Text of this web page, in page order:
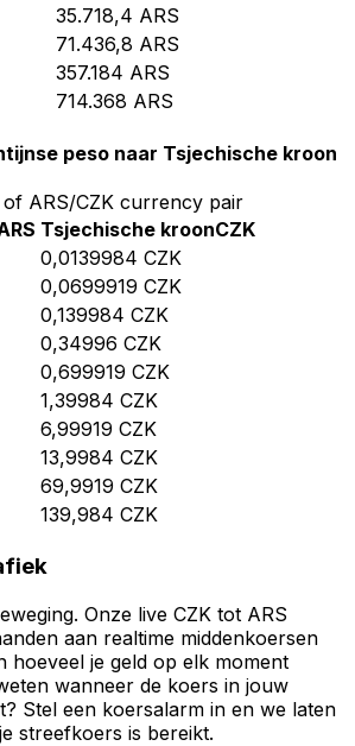
35.718,4 ARS
71.436,8 ARS
357.184 ARS
714.368 ARS
peso naar Tsjechische kroon
ARS/CZK currency pair
Tsjechische kroonCZK
0,0139984 CZK
0,0699919 CZK
0,139984 CZK
0,34996 CZK
0,699919 CZK
1,39984 CZK
6,99919 CZK
13,9984 CZK
69,9919 CZK
139,984 CZK
Onze live CZK tot ARS
aan realtime middenkoersen
hoeveel je geld op elk moment
wanneer de koers in jouw
Stel een koersalarm in en we laten
streefkoers is bereikt.